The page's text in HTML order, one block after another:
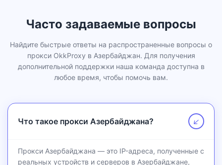
Часто задаваемые вопросы
Найдите быстрые ответы на распространенные вопросы о
прокси OkkProxy в Азербайджан. Для получения
дополнительной поддержки наша команда доступна в
любое время, чтобы помочь вам.
Что такое прокси Азербайджана? ↗
Прокси Азербайджана — это IP-адреса, полученные с
реальных устройств и серверов в Азербайджане,